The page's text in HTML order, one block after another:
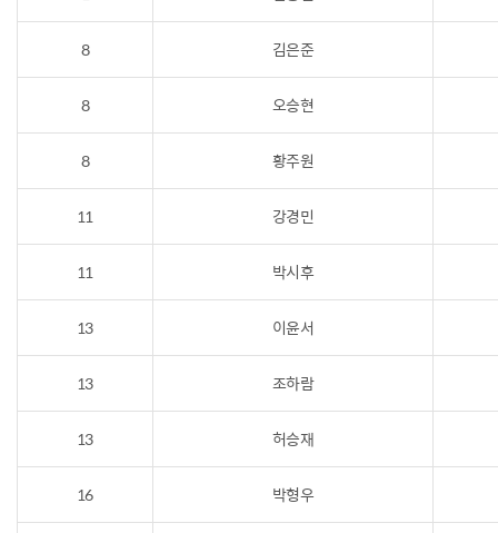
8 김은준
8 오승현
8 황주원
11 강경민
11 박시후
13 이윤서
13 조하람
13 허승재
16 박형우